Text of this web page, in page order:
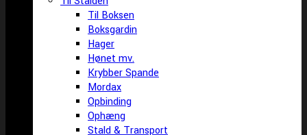
Til Boksen
Boksgardin
Hager
Hønet mv.
Krybber Spande
Mordax
Opbinding
Ophæng
Stald & Transport